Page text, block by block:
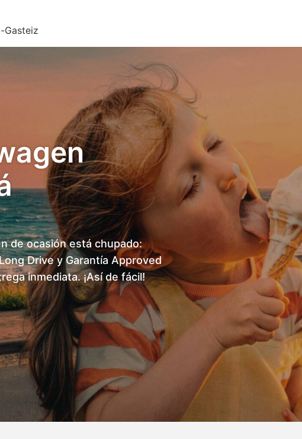
Gasteiz
de ocasión está chupado:
Drive y Garantía Approved
inmediata. ¡Así de fácil!